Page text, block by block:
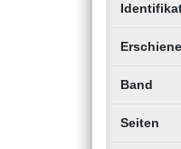
Band
Seiten